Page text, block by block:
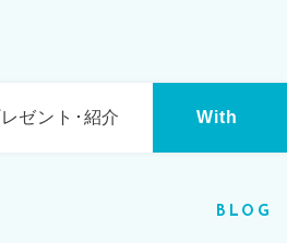
ゼント･紹介 With
BLOG